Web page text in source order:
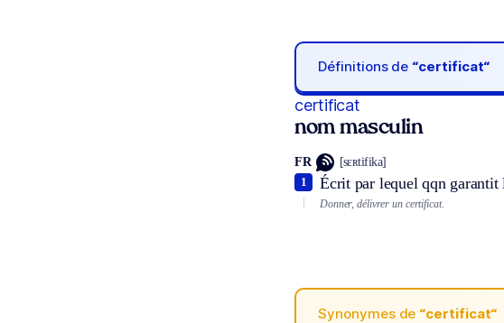
Définitions de “certificat“
certificat
nom masculin
FR [sɛʀtifika]
Écrit par lequel qqn garantit
1
Donner, délivrer un certificat.
Synonymes de “certificat“